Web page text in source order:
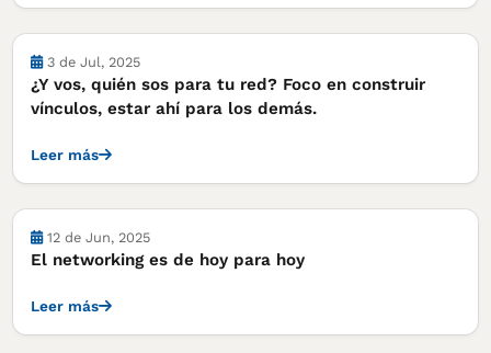
Notas
3 de Jul, 2025
¿Y vos, quién sos para tu red? Foco en construir
vínculos, estar ahí para los demás.
Leer más
Notas
12 de Jun, 2025
El networking es de hoy para hoy
Leer más